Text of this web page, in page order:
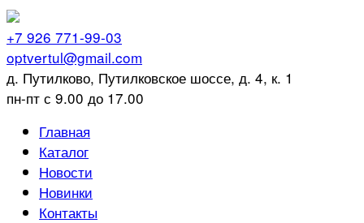
+7 926 771-99-03
optvertul@gmail.com
д. Путилково, Путилковское шоссе, д. 4, к. 1
пн-пт с 9.00 до 17.00
Главная
Каталог
Новости
Новинки
Контакты